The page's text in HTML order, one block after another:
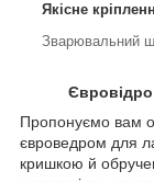
Якісне
Зварювальний
Пропонуємо вам
євроведром для
кришкою й